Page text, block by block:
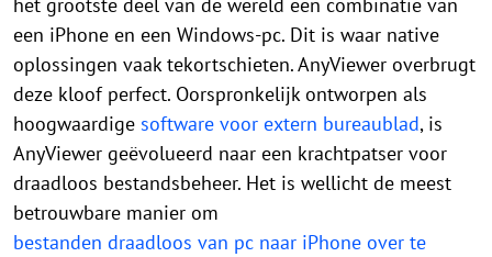
het grootste deel van de wereld een combinatie van
een iPhone en een Windows-pc. Dit is waar native
oplossingen vaak tekortschieten. AnyViewer overbrugt
deze kloof perfect. Oorspronkelijk ontworpen als
hoogwaardige software voor extern bureaublad, is
AnyViewer geëvolueerd naar een krachtpatser voor
draadloos bestandsbeheer. Het is wellicht de meest
betrouwbare manier om
bestanden draadloos van pc naar iPhone over te